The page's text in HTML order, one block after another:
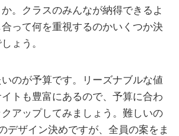
。クラスのみんなが納得できるよ
って何を重視するのかいくつか決
ょう。
のが予算です。リーズナブルな値
トも豊富にあるので、予算に合わ
アップしてみましょう。難しいの
デザイン決めですが、全員の案をま